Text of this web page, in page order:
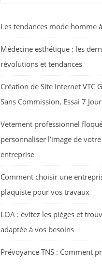
Les tendances mode homme
Médecine esthétique : les
révolutions et tendances
Création de Site Internet VTC
Sans Commission, Essai 7
Vetement professionnel
personnaliser l’image de votre
entreprise
Comment choisir une
plaquiste pour vos travaux
LOA : évitez les pièges et
adaptée à vos besoins
Prévoyance TNS : Comment